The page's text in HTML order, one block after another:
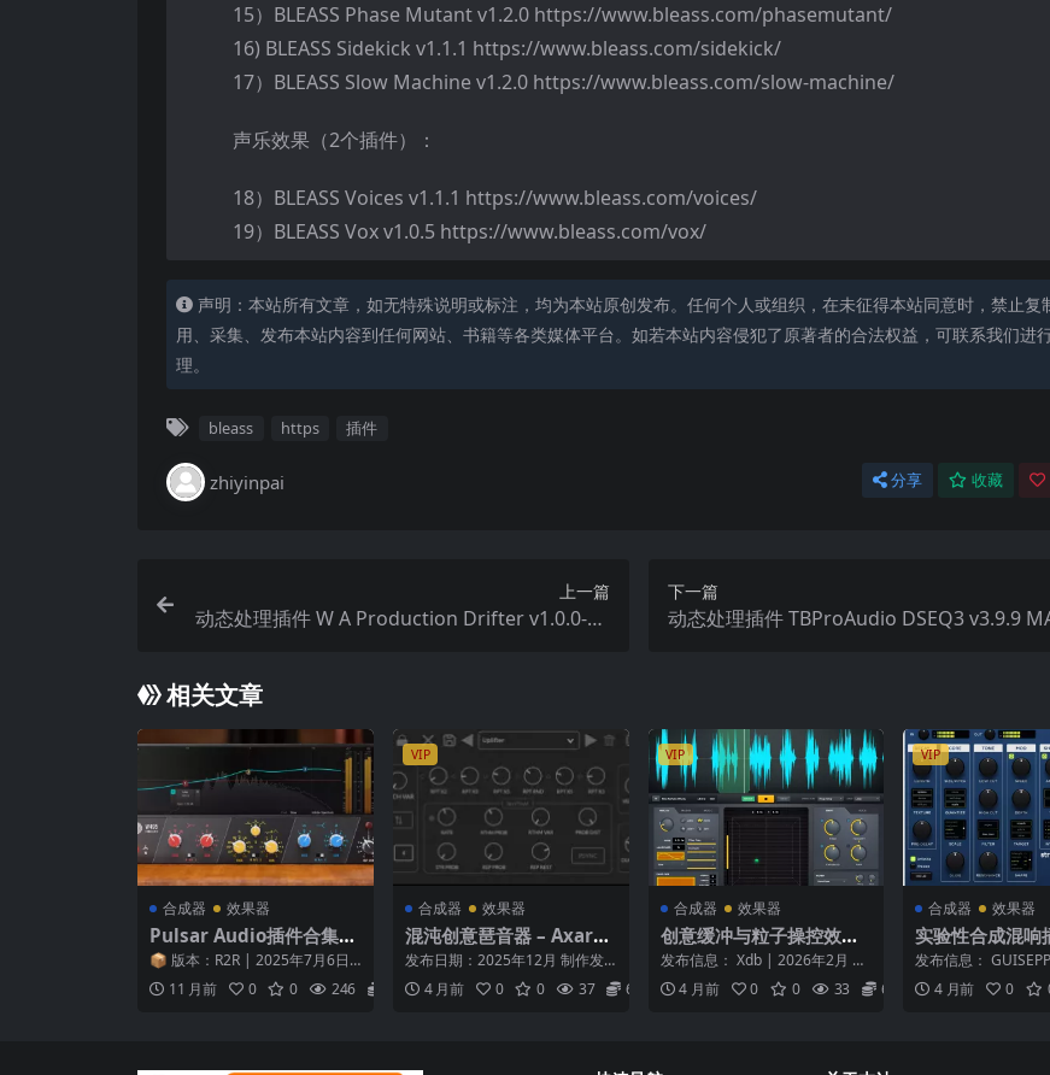
15）BLEASS Phase Mutant v1.2.0 https://www.bleass.com/phasemutant/
16) BLEASS Sidekick v1.1.1 https://www.bleass.com/sidekick/
17）BLEASS Slow Machine v1.2.0 https://www.bleass.com/slow-machine/
声乐效果（2个插件）：
18）BLEASS Voices v1.1.1 https://www.bleass.com/voices/
19）BLEASS Vox v1.0.5 https://www.bleass.com/vox/
声明：本站所有文章，如无特殊说明或标注，均为本站原创发布。任何个人或组织，在未征得本站同意时，禁止复
用、采集、发布本站内容到任何网站、书籍等各类媒体平台。如若本站内容侵犯了原著者的合法权益，可联系我们进
理。
bleass https 插件
zhiyinpai 分享 收藏
上一篇
动态处理插件 W A Production Drifter v1.0.0-Wi
下一篇
动态处理插件 TBProAudio DSEQ3 v3.9.9
相关文章
合成器 效果器
Pulsar Audio插件合集
WiN
📦 版本：R2R | 2025年7月6日
发布 法国精品音频插件厂商 Puls
ar... 11 月前 0 0 246 6.9
VIP
合成器 效果器
混沌创意琶音器 – Axart
Labs ChaosArp v1.3.2 I
ncl. Keygen-MOCHA
发布日期：2025年12月 制作发
行：Axart Labs / MOCHA 类型...
4 月前 0 0 37 6.9
VIP
合成器 效果器
创意缓冲与粒子操控效果
器 – Sync Audio Fractiv
v1.1.0 macOS
发布信息： Xdb | 2026年2月 平
台： macOS 产品概述 超越传统
效...4 月前 0 0 33 6.9
VIP
合成器 效果器
实验性合成混响
ymon
v1.0.1 ARM-
发布信息：
1月28日 平台：
4 月前 0